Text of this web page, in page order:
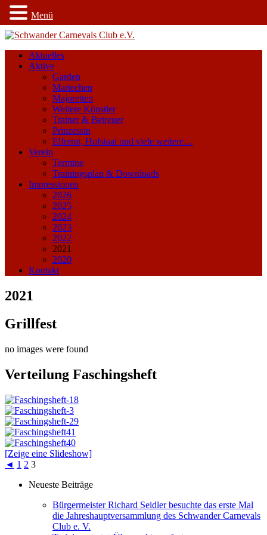
Aktuelles
Aktive
Garden
Mariechen
Majoretten
Weitere Künstler
Trainer & Betreuer
Prinzessin
Elferrat, Hofstaat und viele weitere…
Verein
Termine
Trainingsplan & Downloads
Impressionen
2026
2025
2024
2023
2022
2021
2020
Kontakt
2021
Grillfest
no images were found
Verteilung Faschingsheft
[Zeige eine Slideshow]
◄ 1 2 3
Neueste Beiträge
Bürgermeister Richard Seidler besuchte das erste Mal
die Jahreshauptversammlung des Schwander Carnevals
Club e. V.
Menü